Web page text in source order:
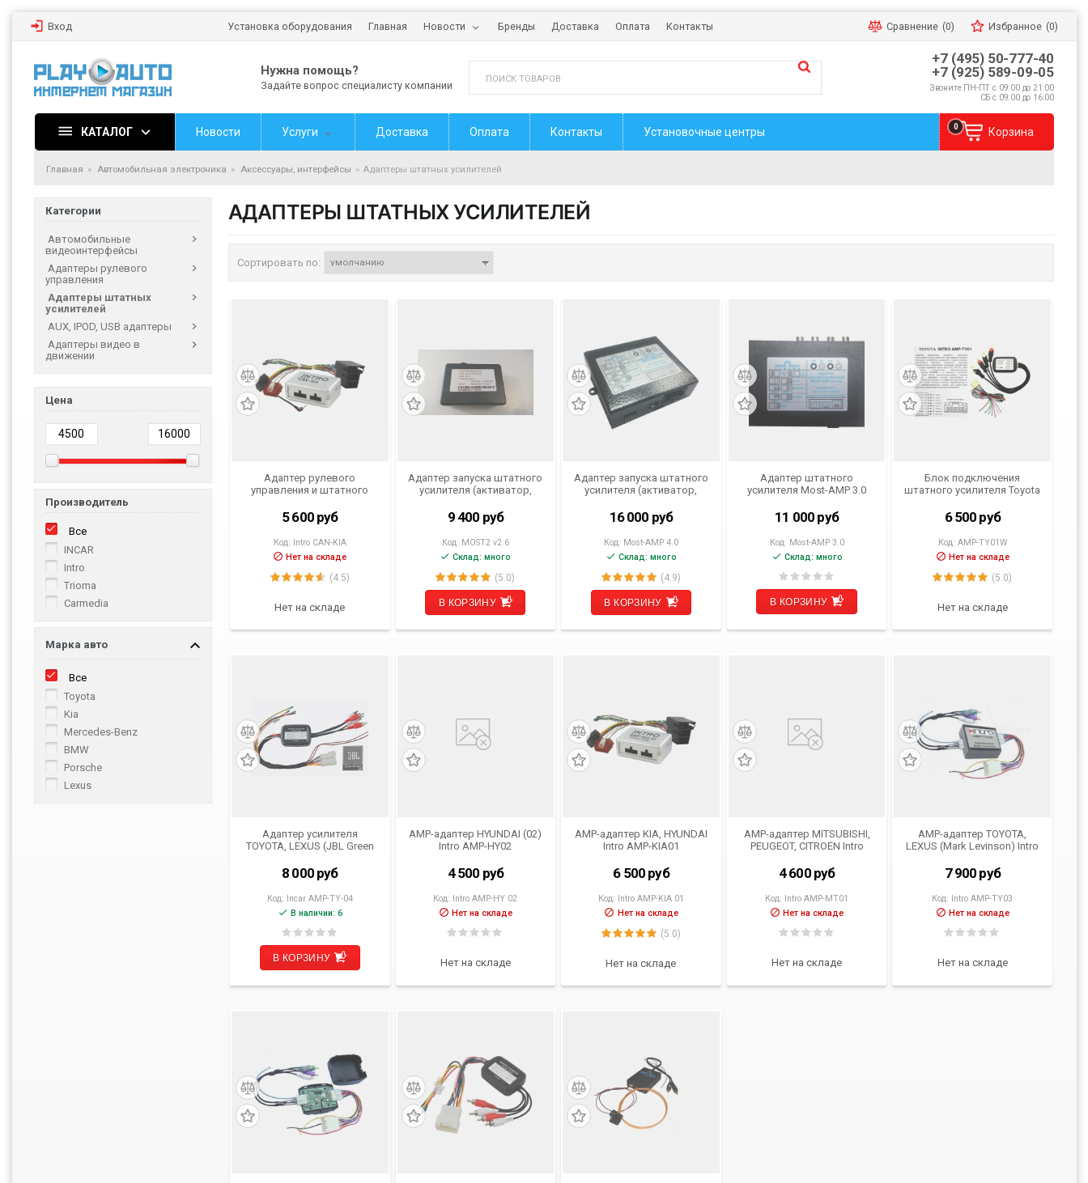
Вход Установка оборудования Главная Новости Бренды Доставка Оплата Контакты Сравнение (0) Избранное (0)
Нужна помощь?
Задайте вопрос специалисту компании
+7 (495) 50-777-40
+7 (925) 589-09-05
Звоните ПН-ПТ с 09:00 до 21:00
СБ с 09:00 до 16:00
КАТАЛОГ Новости Услуги Доставка Оплата Контакты Установочные центры Корзина
0
Главная Автомобильная электроника Аксессуары, интерфейсы Адаптеры штатных усилителей
Категории
Автомобильные
видеоинтерфейсы
Адаптеры рулевого
управления
Адаптеры штатных
усилителей
AUX, IPOD, USB адаптеры
Адаптеры видео в
движении
Цена
Производитель
Все
INCAR
Intro
Trioma
Carmedia
Марка авто
Все
Toyota
Kia
Mercedes-Benz
BMW
Porsche
Lexus
АДАПТЕРЫ ШТАТНЫХ УСИЛИТЕЛЕЙ
Сортировать по:
Адаптер рулевого
управления и штатного
Sorento, Hyundai IX35
5 600 руб
Код: Intro CAN-KIA
Нет на складе
(4.5)
Нет на складе
Адаптер запуска штатного
усилителя (активатор,
Benz ML, GL, R (2005- 2011)
E, CLS, SLK (2009- 2012),
Porsche Cayenne (2004-
2011), Cayman (2004- 2012),
911 Boxster (2005- 2012)
MOST2 v2.6
9 400 руб
Код: MOST2 v2.6
Склад: много
(5.0)
В КОРЗИНУ
Адаптер запуска штатного
усилителя (активатор,
16 000 руб
Код: Most-AMP 4.0
Склад: много
(4.9)
В КОРЗИНУ
Адаптер штатного
усилителя Most-AMP 3.0
11 000 руб
Код: Most-AMP 3.0
Склад: много
В КОРЗИНУ
Блок подключения
штатного усилителя Toyota
TY01W
6 500 руб
Код: AMP-TY01W
Нет на складе
(5.0)
Нет на складе
Адаптер усилителя
TOYOTA, LEXUS (JBL Green
8 000 руб
Код: Incar AMP-TY-04
В наличии: 6
В КОРЗИНУ
AMP-адаптер HYUNDAI (02)
Intro AMP-HY02
4 500 руб
Код: Intro AMP-HY 02
Нет на складе
Нет на складе
AMP-адаптер KIA, HYUNDAI
Intro AMP-KIA01
6 500 руб
Код: Intro AMP-KIA 01
Нет на складе
(5.0)
Нет на складе
AMP-адаптер MITSUBISHI,
PEUGEOT, CITROEN Intro
4 600 руб
Код: Intro AMP-MT01
Нет на складе
Нет на складе
AMP-адаптер TOYOTA,
LEXUS (Mark Levinson) Intro
7 900 руб
Код: Intro AMP-TY03
Нет на складе
Нет на складе